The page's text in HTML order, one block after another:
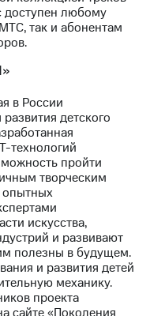
любому
так и абонентам
в России
детского
технологий
пройти
творческим
опытных
искусства,
и развивают
полезны в будущем.
и развития детей
механику.
проекта